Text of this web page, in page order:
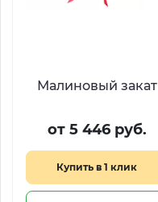
Малиновый закат
от 5 446 руб.
Купить в 1 клик